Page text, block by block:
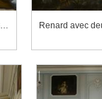
Les amusements de l'hiver (détail)